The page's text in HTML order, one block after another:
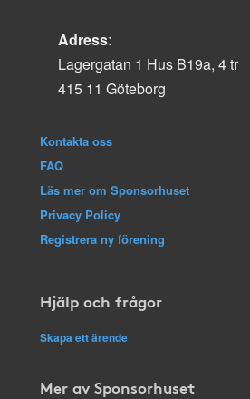
Adress:
Lagergatan 1 Hus B19a, 4 tr
415 11 Göteborg
Kontakta oss
FAQ
Läs mer om Sponsorhuset
Privacy Policy
Registrera ny förening
Hjälp och frågor
Skapa ett ärende
Mer av Sponsorhuset